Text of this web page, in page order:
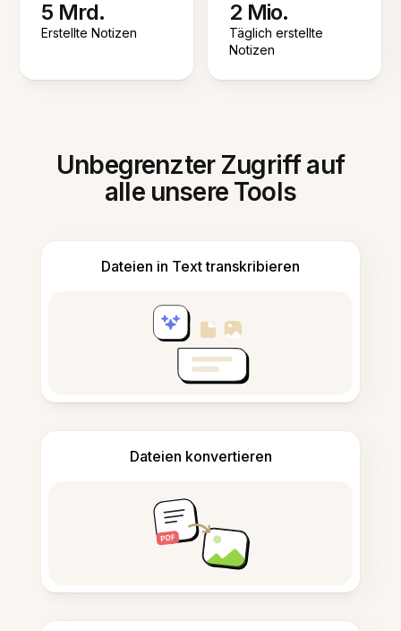
5 Mrd.
Erstellte Notizen
2 Mio.
Täglich erstellte
Notizen
Unbegrenzter Zugriff auf
alle unsere Tools
Dateien in Text transkribieren
Dateien konvertieren